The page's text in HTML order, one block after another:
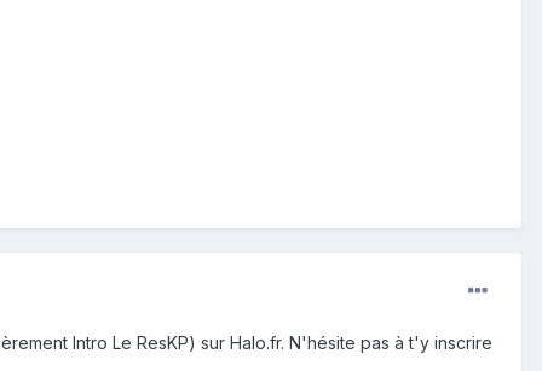
Intro Le ResKP) sur Halo.fr. N'hésite pas à t'y inscrire